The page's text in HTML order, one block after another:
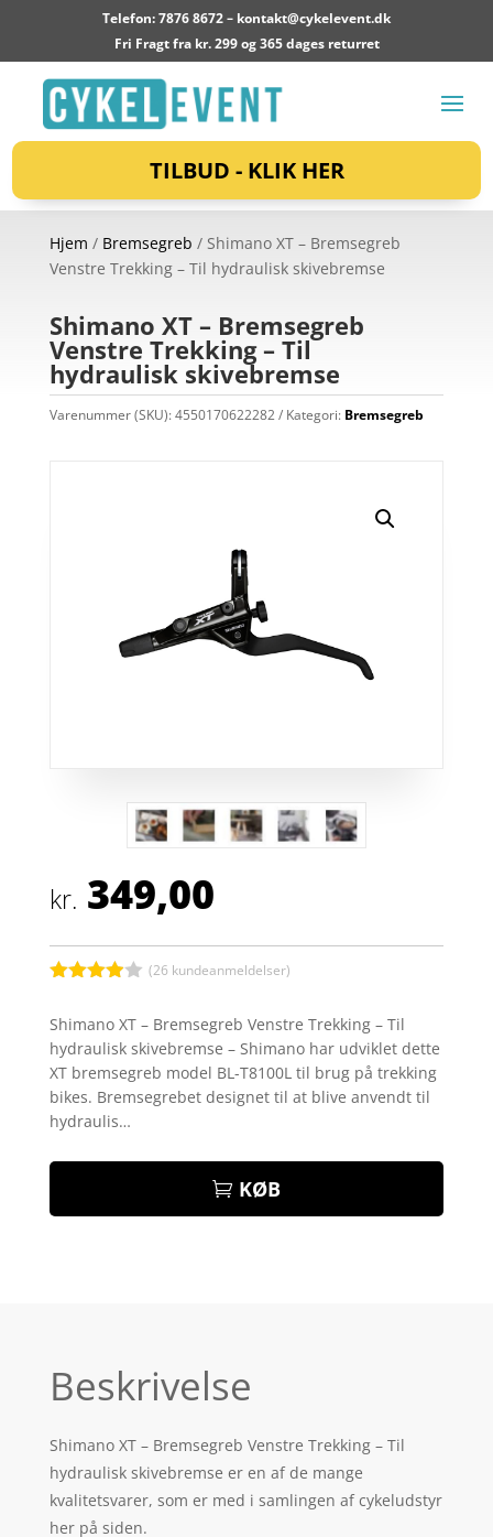
Telefon: 7876 8672 – kontakt@cykelevent.dk
Fri Fragt fra kr. 299 og 365 dages returret
TILBUD - KLIK HER
Hjem / Bremsegreb / Shimano XT – Bremsegreb
Venstre Trekking – Til hydraulisk skivebremse
Shimano XT – Bremsegreb
Venstre Trekking – Til
hydraulisk skivebremse
Varenummer (SKU):4550170622282 Kategori: Bremsegreb
kr. 349,00
ud af 5
baseret
på
kundebed
ømmelse
r
(26 kundeanmeldelser)
Shimano XT – Bremsegreb Venstre Trekking – Til
hydraulisk skivebremse – Shimano har udviklet dette
XT bremsegreb model BL-T8100L til brug på trekking
bikes. Bremsegrebet designet til at blive anvendt til
hydraulis…
KØB
Beskrivelse
Shimano XT – Bremsegreb Venstre Trekking – Til
hydraulisk skivebremse er en af de mange
kvalitetsvarer, som er med i samlingen af cykeludstyr
her på siden.